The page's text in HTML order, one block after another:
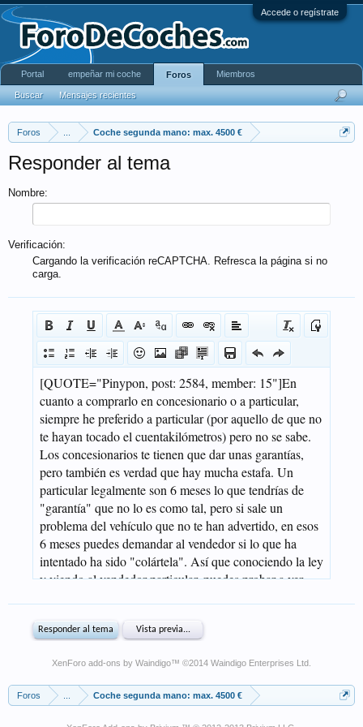
Accede o regístrate
Foros Coche segunda mano: max. 4500 €
Responder al tema
Nombre:
Verificación:
Cargando la verificación reCAPTCHA. Refresca la página si no
carga.
XenForo add-ons by Waindigo™ ©2014 Waindigo Enterprises Ltd
Foros Coche segunda mano: max. 4500 €
Portal empeñar mi coche Foros
Buscar Mensajes recientes
Miembros